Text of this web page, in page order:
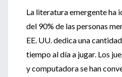
La literatura emergente ha
del 90% de las personas
EE. UU. dedica una
tiempo al día a jugar. Los
y computadora se han